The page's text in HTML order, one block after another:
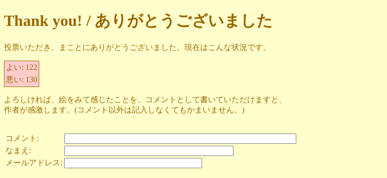
Thank you! / ありがとうございました
投票いただき、まことにありがとうございました。現在はこんな状況です。
よい: 122
悪い: 130
よろしければ、絵をみて感じたことを、コメントとして書いていただけますと、
作者が感激します。(コメント以外は記入しなくてもかまいません。)
コメント:
なまえ:
メールアドレス: